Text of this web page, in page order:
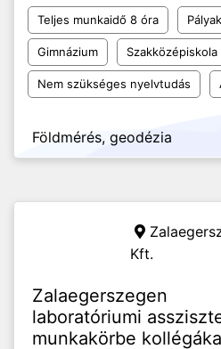
Teljes munkaidő 8 óra
Gimnázium Szakközépiskola
Nem szükséges nyelvtudás
Földmérés, geodézia
Kft.
Zalaegerszegen
laboratóriumi
munkakörbe